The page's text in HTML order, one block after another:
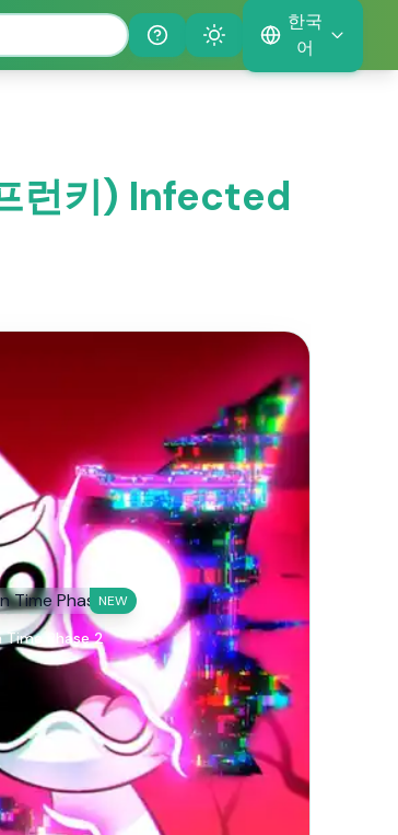
Help
Theme
한국
어
런키) Infected
NEW
Time Phase 2